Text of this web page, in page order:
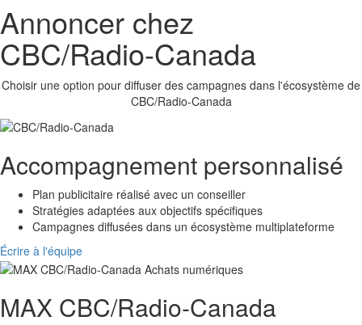
Annoncer chez
CBC/Radio-Canada
Choisir une option pour diffuser des campagnes dans l'écosystème de
CBC/Radio-Canada
Accompagnement personnalisé
Plan publicitaire réalisé avec un conseiller
Stratégies adaptées aux objectifs spécifiques
Campagnes diffusées dans un écosystème multiplateforme
Écrire à l'équipe
MAX CBC/Radio-Canada